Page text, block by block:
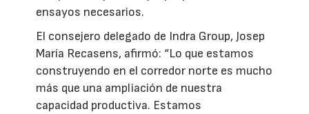
ensayos necesarios.
El consejero delegado de Indra Group, Josep
María Recasens, afirmó: “Lo que estamos
construyendo en el corredor norte es mucho
más que una ampliación de nuestra
capacidad productiva. Estamos